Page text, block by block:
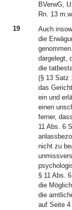
BVerwG,
Rn. 13
19
Auch
die
dargelegt,
die
(§ 13 Satz
das
ein und
einen
ferner,
11 Abs. 6
nicht zu
§ 11 Abs.
die
die
auf Seite 4